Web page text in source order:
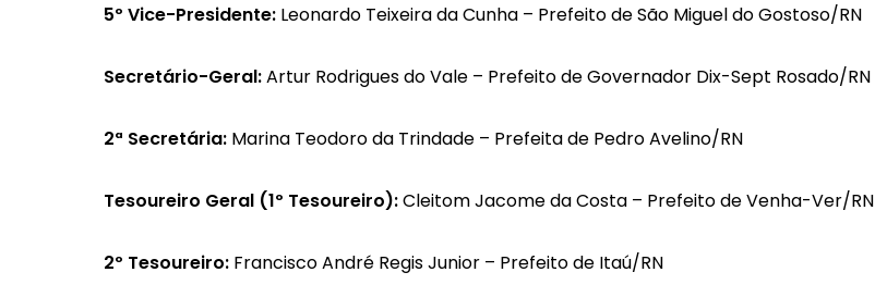
5º Vice-Presidente: Leonardo Teixeira da Cunha – Prefeito de São Miguel do Gostoso/RN
Secretário-Geral:Artur Rodrigues do Vale – Prefeito de Governador Dix-Sept Rosado/RN
2ª Secretária: Marina Teodoro da Trindade – Prefeita de Pedro Avelino/RN
Tesoureiro Geral (1º Tesoureiro):Cleitom Jacome da Costa – Prefeito de Venha-Ver/RN
2º Tesoureiro: Francisco André Regis Junior – Prefeito de Itaú/RN